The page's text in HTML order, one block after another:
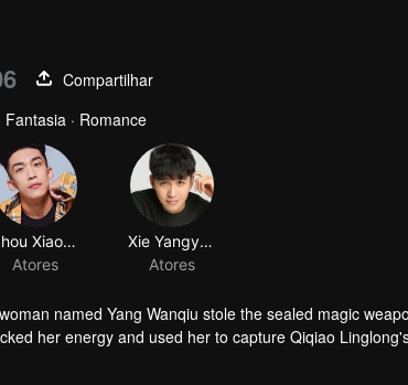
Compartilhar
Fantasia · Romance
Zhou Xiaowei
Atores
Xie Yangyanmu
Atores
named Yang Wanqiu stole the sealed magic
her energy and used her to capture Qiqiao
Yang Wanqiu awakened her soul and made a choice...